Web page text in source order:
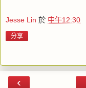
Jesse Lin 於 中午12:30
分享
‹